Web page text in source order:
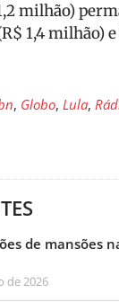
milhão)
1,4 milhão)
, Globo, Lula,
de mansões
de 2026